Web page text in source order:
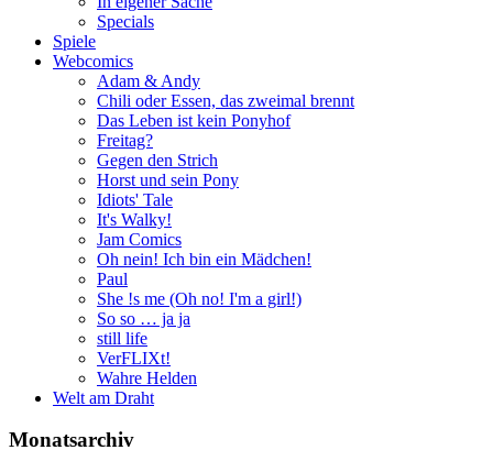
Specials
Spiele
Webcomics
Adam & Andy
Chili oder Essen, das zweimal brennt
Das Leben ist kein Ponyhof
Freitag?
Gegen den Strich
Horst und sein Pony
Idiots' Tale
It's Walky!
Jam Comics
Oh nein! Ich bin ein Mädchen!
Paul
She !s me (Oh no! I'm a girl!)
So so … ja ja
still life
VerFLIXt!
Wahre Helden
Welt am Draht
Monatsarchiv